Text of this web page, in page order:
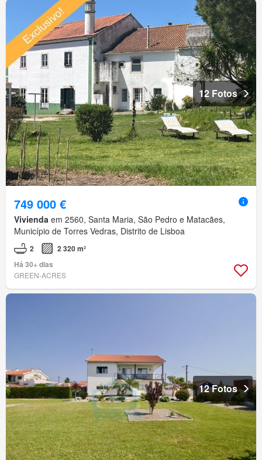
12 Fotos
749 000 €
Vivienda em 2560, Santa Maria, São Pedro e Matacães,
Município de Torres Vedras, Distrito de Lisboa
2
2 320 m²
Há 30+ dias
GREEN-ACRES
12 Fotos